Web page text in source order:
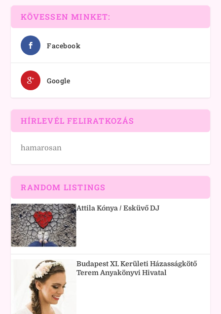
KÖVESSEN MINKET:
Facebook
Google
HÍRLEVÉL FELIRATKOZÁS
hamarosan
RANDOM LISTINGS
Attila Kónya / Esküvő DJ
Budapest XI. Kerületi Házasságkötő
Terem Anyakönyvi Hivatal